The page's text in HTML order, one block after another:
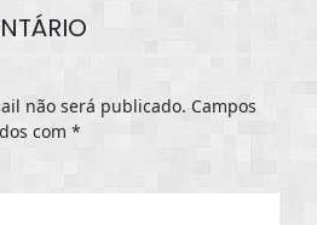
não será publicado. Campos
com *